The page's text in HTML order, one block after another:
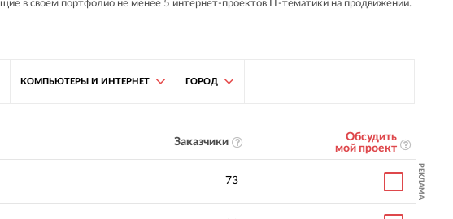
в своем портфолио не менее 5 интернет-проектов IT-тематики на продвижении.
КОМПЬЮТЕРЫ И ИНТЕРНЕТ ГОРОД
Заказчики
Обсудить
мой проект
73 РЕКЛАМА